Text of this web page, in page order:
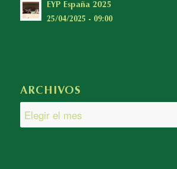
EYP España 2025
25/04/2025 - 09:00
ARCHIVOS